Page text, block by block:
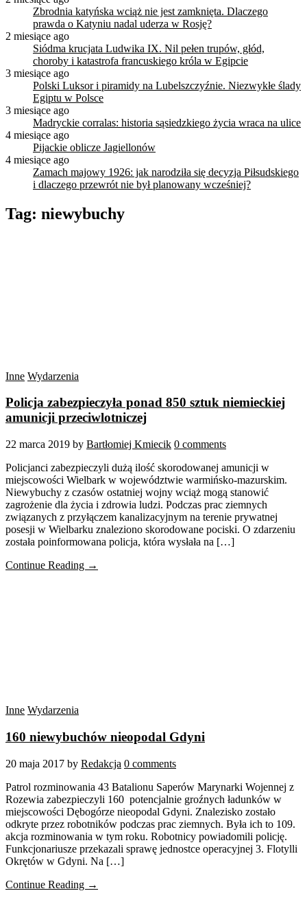
Zbrodnia katyńska wciąż nie jest zamknięta. Dlaczego
prawda o Katyniu nadal uderza w Rosję?
2 miesiące ago
Siódma krucjata Ludwika IX. Nil pełen trupów, głód,
choroby i katastrofa francuskiego króla w Egipcie
3 miesiące ago
Polski Luksor i piramidy na Lubelszczyźnie. Niezwykłe ślady
Egiptu w Polsce
3 miesiące ago
Madryckie corralas: historia sąsiedzkiego życia wraca na ulice
4 miesiące ago
Pijackie oblicze Jagiellonów
4 miesiące ago
Zamach majowy 1926: jak narodziła się decyzja Piłsudskiego
i dlaczego przewrót nie był planowany wcześniej?
Tag: niewybuchy
Inne Wydarzenia
Policja zabezpieczyła ponad 850 sztuk niemieckiej
amunicji przeciwlotniczej
22 marca 2019 by Bartłomiej Kmiecik 0 comments
Policjanci zabezpieczyli dużą ilość skorodowanej amunicji w
miejscowości Wielbark w województwie warmińsko-mazurskim.
Niewybuchy z czasów ostatniej wojny wciąż mogą stanowić
zagrożenie dla życia i zdrowia ludzi. Podczas prac ziemnych
związanych z przyłączem kanalizacyjnym na terenie prywatnej
posesji w Wielbarku znaleziono skorodowane pociski. O zdarzeniu
została poinformowana policja, która wysłała na […]
Continue Reading →
Inne Wydarzenia
160 niewybuchów nieopodal Gdyni
20 maja 2017 by Redakcja 0 comments
Patrol rozminowania 43 Batalionu Saperów Marynarki Wojennej z
Rozewia zabezpieczyli 160 potencjalnie groźnych ładunków w
miejscowości Dębogórze nieopodal Gdyni. Znalezisko zostało
odkryte przez robotników podczas prac ziemnych. Była ich to 109.
akcja rozminowania w tym roku. Robotnicy powiadomili policję.
Funkcjonariusze przekazali sprawę jednostce operacyjnej 3. Flotylli
Okrętów w Gdyni. Na […]
Continue Reading →